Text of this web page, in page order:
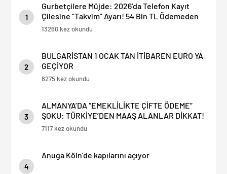
1
Gurbetçilere Müjde: 2026’da Telefon Kayıt
Çilesine “Takvim” Ayarı! 54 Bin TL Ödemeden
Kullanmak Mümkün
13260 kez okundu
2
BULGARİSTAN 1 OCAK TAN İTİBAREN EURO YA
GEÇİYOR
8275 kez okundu
3
ALMANYA’DA “EMEKLİLİKTE ÇİFTE ÖDEME”
ŞOKU: TÜRKİYE’DEN MAAŞ ALANLAR DİKKAT!
7117 kez okundu
4
Anuga Köln’de kapılarını açıyor